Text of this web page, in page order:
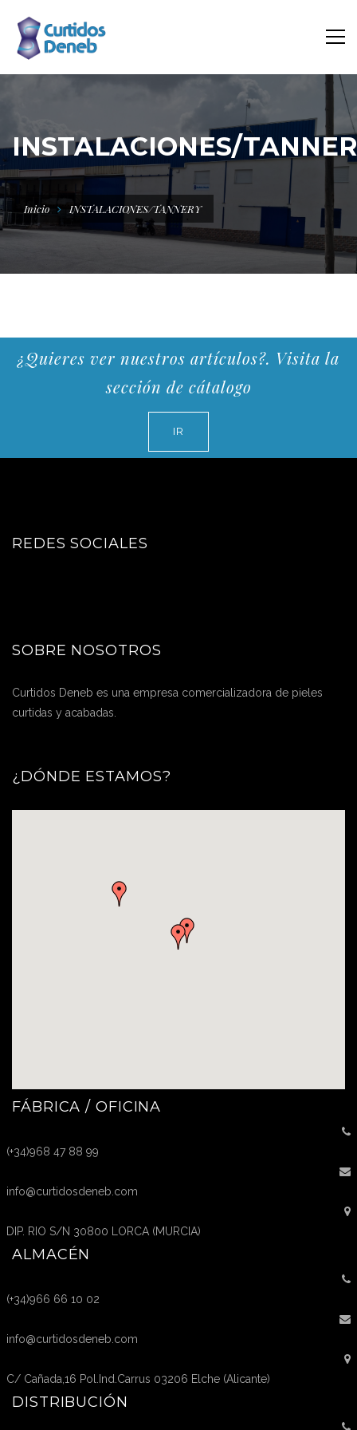
INSTALACIONES/
Inicio INSTALACIONES/TANNERY
¿Quieres ver nuestros artículos?. Visita la
sección de cátalogo
IR
REDES SOCIALES
SOBRE NOSOTROS
Curtidos Deneb es una empresa comercializadora de pieles
curtidas y acabadas.
¿DÓNDE ESTAMOS?
FÁBRICA / OFICINA
(+34)968 47 88 99
info@curtidosdeneb.com
DIP. RIO S/N 30800 LORCA (MURCIA)
ALMACÉN
(+34)966 66 10 02
info@curtidosdeneb.com
C/ Cañada,16 Pol.Ind.Carrus 03206 Elche (Alicante)
DISTRIBUCIÓN